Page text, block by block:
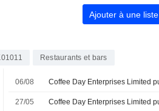
Ajouter à une liste
Restaurants et bars
06/08
27/05